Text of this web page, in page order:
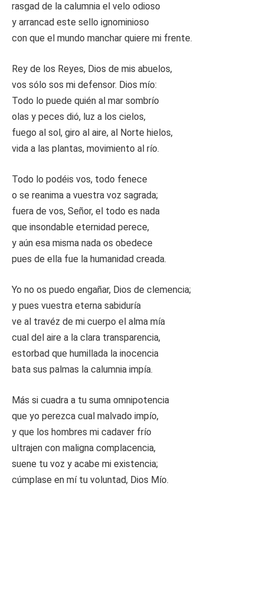
rasgad de la calumnia el velo odioso
y arrancad este sello ignominioso
con que el mundo manchar quiere mi frente.
Rey de los Reyes, Dios de mis abuelos,
vos sólo sos mi defensor. Dios mío:
Todo lo puede quién al mar sombrío
olas y peces dió, luz a los cielos,
fuego al sol, giro al aire, al Norte hielos,
vida a las plantas, movimiento al río.
Todo lo podéis vos, todo fenece
o se reanima a vuestra voz sagrada;
fuera de vos, Señor, el todo es nada
que insondable eternidad perece,
y aún esa misma nada os obedece
pues de ella fue la humanidad creada.
Yo no os puedo engañar, Dios de clemencia;
y pues vuestra eterna sabiduría
ve al travéz de mi cuerpo el alma mía
cual del aire a la clara transparencia,
estorbad que humillada la inocencia
bata sus palmas la calumnia impía.
Más si cuadra a tu suma omnipotencia
que yo perezca cual malvado impío,
y que los hombres mi cadaver frío
ultrajen con maligna complacencia,
suene tu voz y acabe mi existencia;
cúmplase en mí tu voluntad, Dios Mío.